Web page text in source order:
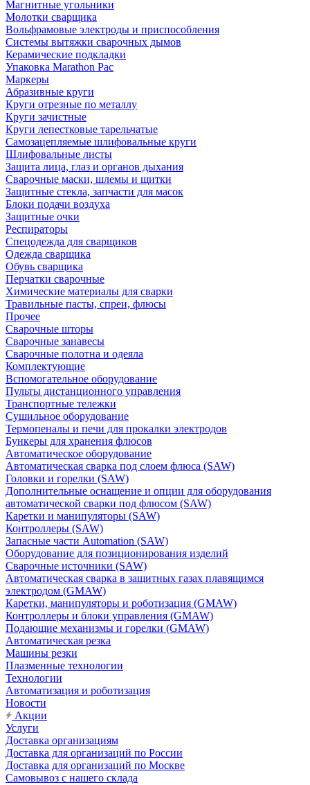
Магнитные угольники
Молотки сварщика
Вольфрамовые электроды и приспособления
Системы вытяжки сварочных дымов
Керамические подкладки
Упаковка Marathon Pac
Маркеры
Абразивные круги
Круги отрезные по металлу
Круги зачистные
Круги лепестковые тарельчатые
Самозацепляемые шлифовальные круги
Шлифовальные листы
Защита лица, глаз и органов дыхания
Сварочные маски, шлемы и щитки
Защитные стекла, запчасти для масок
Блоки подачи воздуха
Защитные очки
Респираторы
Спецодежда для сварщиков
Одежда сварщика
Обувь сварщика
Перчатки сварочные
Химические материалы для сварки
Травильные пасты, спреи, флюсы
Прочее
Сварочные шторы
Сварочные занавесы
Сварочные полотна и одеяла
Комплектующие
Вспомогательное оборудование
Пульты дистанционного управления
Транспортные тележки
Сушильное оборудование
Термопеналы и печи для прокалки электродов
Бункеры для хранения флюсов
Автоматическое оборудование
Автоматическая сварка под слоем флюса (SAW)
Головки и горелки (SAW)
Дополнительные оснащение и опции для оборудования
автоматической сварки под флюсом (SAW)
Каретки и манипуляторы (SAW)
Контроллеры (SAW)
Запасные части Automation (SAW)
Оборудование для позиционирования изделий
Сварочные источники (SAW)
Автоматическая сварка в защитных газах плавящимся
электродом (GMAW)
Каретки, манипуляторы и роботизация (GMAW)
Контроллеры и блоки управления (GMAW)
Подающие механизмы и горелки (GMAW)
Автоматическая резка
Машины резки
Плазменные технологии
Технологии
Автоматизация и роботизация
Новости
Акции
Услуги
Доставка организациям
Доставка для организаций по России
Доставка для организаций по Москве
Самовывоз с нашего склада